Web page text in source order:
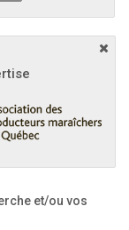
et/ou vos